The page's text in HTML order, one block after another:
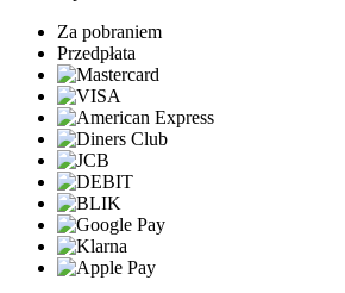
Za pobraniem
Przedpłata